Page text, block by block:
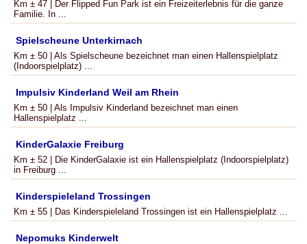
Km ± 47 | Der Flipped Fun Park ist ein Freizeiterlebnis für die ganze
Familie. In ...
Spielscheune Unterkirnach
Km ± 50 | Als Spielscheune bezeichnet man einen Hallenspielplatz
(Indoorspielplatz) ...
Impulsiv Kinderland Weil am Rhein
Km ± 50 | Als Impulsiv Kinderland bezeichnet man einen
Hallenspielplatz ...
KinderGalaxie Freiburg
Km ± 52 | Die KinderGalaxie ist ein Hallenspielplatz (Indoorspielplatz)
in Freiburg ...
Kinderspieleland Trossingen
Km ± 55 | Das Kinderspieleland Trossingen ist ein Hallenspielplatz ...
Nepomuks Kinderwelt